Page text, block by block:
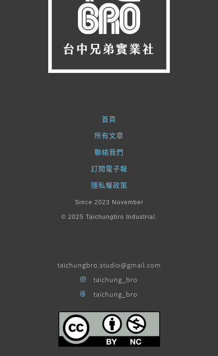
首頁
所有文章
聯絡我們
訂閱電子報
隱私權政策
Since 2023 November
© 2025 Taichungbro Industrial.
taichungbro.studio@gmail.com
taichung_bro
taichung_bro